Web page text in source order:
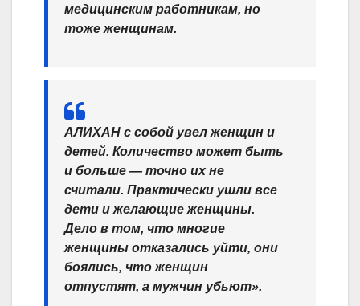
медицинским работникам, но
тоже женщинам.
АЛИХАН с собой увел женщин и
детей. Количество может быть
и больше — точно их не
считали. Практически ушли все
дети и желающие женщины.
Дело в том, что многие
женщины отказались уйти, они
боялись, что женщин
отпустят, а мужчин убьют».